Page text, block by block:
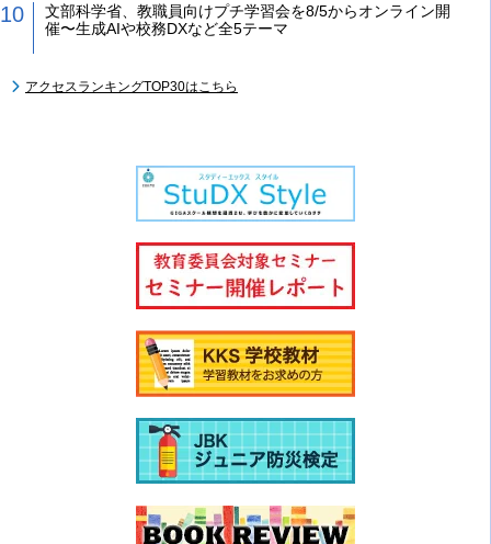
文部科学省、教職員向けプチ学習会を8/5からオンライン開
催〜生成AIや校務DXなど全5テーマ
アクセスランキングTOP30はこちら